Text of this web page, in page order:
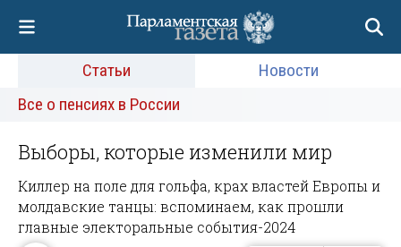
Статьи
Новости
Все о пенсиях в России
Выборы, которые изменили мир
Киллер на поле для гольфа, крах властей Европы и
молдавские танцы: вспоминаем, как прошли
главные электоральные события-2024